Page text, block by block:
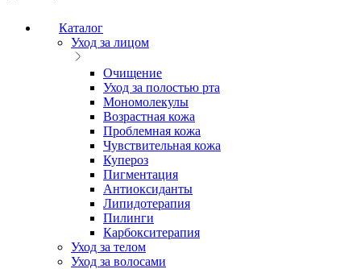
Каталог
Уход за лицом
Очищение
Уход за полостью рта
Мономолекулы
Возрастная кожа
Проблемная кожа
Чувствительная кожа
Купероз
Пигментация
Антиоксиданты
Липидотерапия
Пилинги
Карбокситерапия
Уход за телом
Уход за волосами